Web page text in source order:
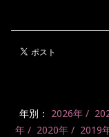
年別： 2026年
年
2020年 2019